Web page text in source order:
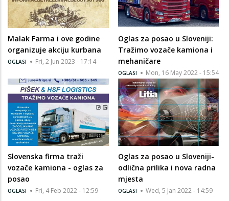
Malak Farma i ove godine
organizuje akciju kurbana
OGLASI Fri, 2 Jun 2023 - 17:14
Oglas za posao u Sloveniji:
Tražimo vozače kamiona i
mehaničare
OGLASI Mon, 16 May 2022 - 15:54
Slovenska firma traži
vozače kamiona - oglas za
posao
OGLASI Fri, 4 Feb 2022 - 12:59
Oglas za posao u Sloveniji-
odlična prilika i nova radna
mjesta
OGLASI Wed, 5 Jan 2022 - 14:59